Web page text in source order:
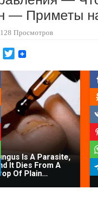
— Приметы
128 Просмотров
M
T
i
e
Is A Parasite,
It Dies From A
Of Plain...